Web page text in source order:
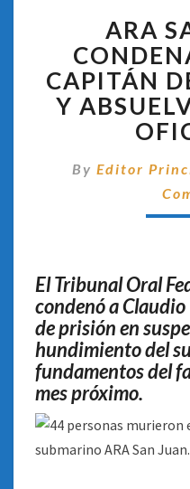
ARA
CAPITÁN
Y
By Editor
El Tribunal Oral
condenó a
de prisión en
hundimiento del
fundamentos del
mes próximo.